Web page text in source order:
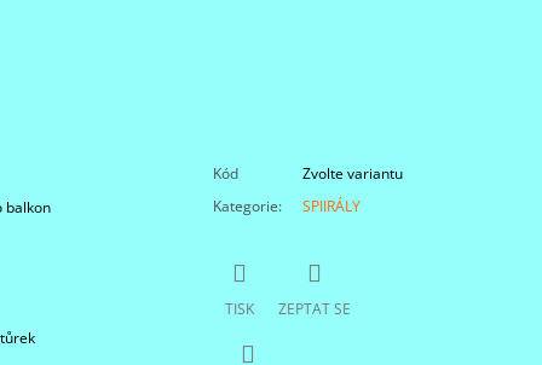
balkon
Kód
Zvolte variantu
Kategorie: SPIIRÁLY
TISK ZEPTAT SE